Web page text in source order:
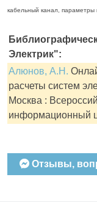
кабельный канал, параметры
Электрик":
Алюнов, А.Н.
расчеты систем
Москва :
информационный
Отзывы,